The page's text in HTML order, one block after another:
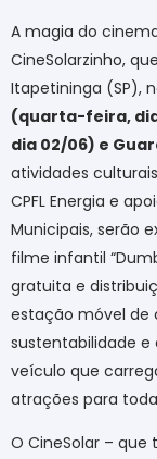
A magia do
CineSolarzinho,
Itapetininga (SP),
(quarta-feira,
dia 02/06) e
atividades
CPFL Energia e
Municipais, serão
filme infantil
gratuita e
estação móvel de
sustentabilidade e
veículo que
atrações para
O CineSolar – que